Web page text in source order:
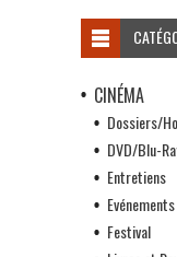
CINÉMA
Dossiers/
DVD/Blu-
Entretiens
Evénements
Festival